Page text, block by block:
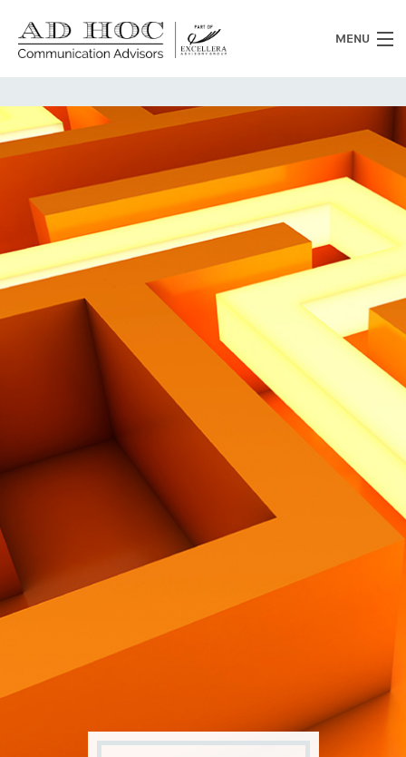
MENU
Chi siamo
Cosa facciamo
News
Clienti
Heritage
Lavora con noi
Contatti
Eng